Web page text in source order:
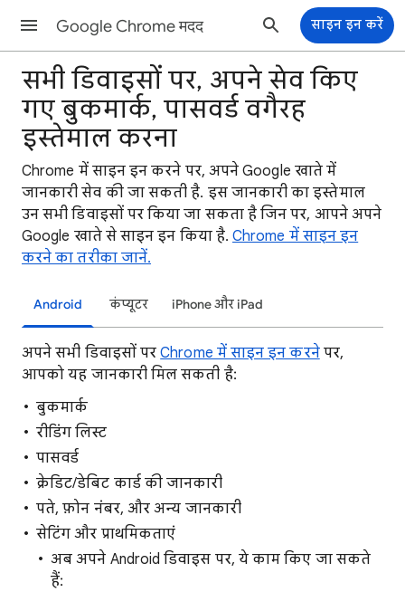
Google Chrome मदद साइन इन करें
सभी डिवाइसों पर, अपने सेव किए
गए बुकमार्क, पासवर्ड वगैरह
इस्तेमाल करना
Chrome में साइन इन करने पर, अपने Google खाते में
जानकारी सेव की जा सकती है. इस जानकारी का इस्तेमाल
उन सभी डिवाइसों पर किया जा सकता है जिन पर, आपने अपने
Google खाते से साइन इन किया है.Chrome में साइन इन
करने का तरीका जानें.
Android कंप्यूटर iPhone और iPad
अपने सभी डिवाइसों परChrome में साइन इन करनेपर,
आपको यह जानकारी मिल सकती है:
बुकमार्क
रीडिंग लिस्ट
पासवर्ड
क्रेडिट/डेबिट कार्ड की जानकारी
पते, फ़ोन नंबर, और अन्य जानकारी
सेटिंग और प्राथमिकताएं
अब अपने Android डिवाइस पर, ये काम किए जा सकते
हैं: